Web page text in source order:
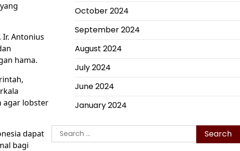
Antonius
hama.
agar lobster
dapat
bagi
October 2024
September 2024
August 2024
July 2024
June 2024
January 2024
Search
for: